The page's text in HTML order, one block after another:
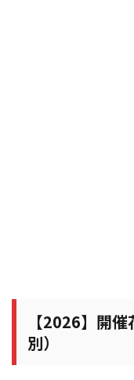
【2026】開
別）